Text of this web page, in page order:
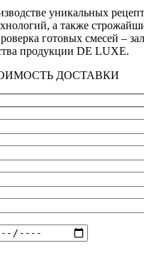
уникальных
а также
готовых смесей –
продукции DE LUXE.
ДОСТАВКИ